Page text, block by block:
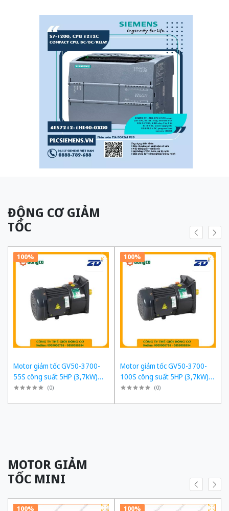
ĐỘNG CƠ GIẢM
TỐC
100%
Motor giảm tốc GV50-3700-
55S công suất 5HP (3,7kW)
1/55 kiểu lắp Mặt bích
(0)
100%
Motor giảm tốc GV50-3700-
100S công suất 5HP (3,7kW)
1/100 kiểu lắp Mặt bích
(0)
MOTOR GIẢM
TỐC MINI
100% 100%